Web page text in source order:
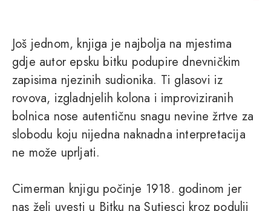
Još jednom, knjiga je najbolja na mjestima
gdje autor epsku bitku podupire dnevničkim
zapisima njezinih sudionika. Ti glasovi iz
rovova, izgladnjelih kolona i improviziranih
bolnica nose autentičnu snagu nevine žrtve za
slobodu koju nijedna naknadna interpretacija
ne može uprljati.
Cimerman knjigu počinje 1918. godinom jer
nas želi uvesti u Bitku na Sutjesci kroz podulji